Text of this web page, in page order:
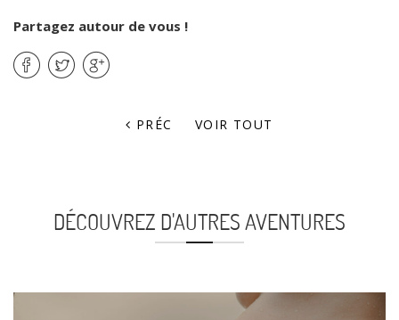
Partagez autour de vous !
PRÉC VOIR TOUT
DÉCOUVREZ D'AUTRES AVENTURES